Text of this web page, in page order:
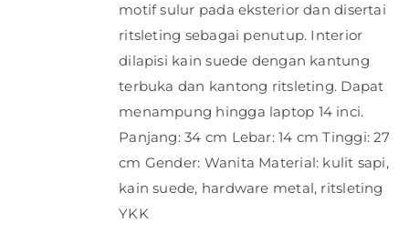
motif sulur pada eksterior dan disertai
ritsleting sebagai penutup. Interior
dilapisi kain suede dengan kantung
terbuka dan kantong ritsleting. Dapat
menampung hingga laptop 14 inci.
Panjang: 34 cm Lebar: 14 cm Tinggi: 27
cm Gender: Wanita Material: kulit sapi,
kain suede, hardware metal, ritsleting
YKK